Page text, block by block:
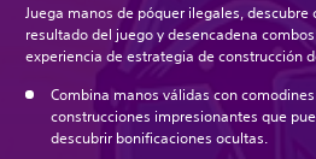
Juega manos de póquer ilegales,
resultado del juego y desencadena
experiencia de estrategia de construcción
Combina manos válidas con
construcciones impresionantes que
descubrir bonificaciones ocultas.